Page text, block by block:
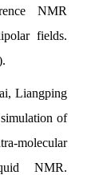
NMR
fields.
Liangping
of
molecular
NMR.